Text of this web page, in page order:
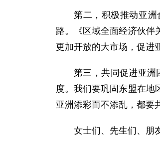
第二，积极推动亚洲
路。《区域全面经济伙伴
更加开放的大市场，促进
第三，共同促进亚洲
度。我们要巩固东盟在地
亚洲添彩而不添乱，都要
女士们、先生们、朋